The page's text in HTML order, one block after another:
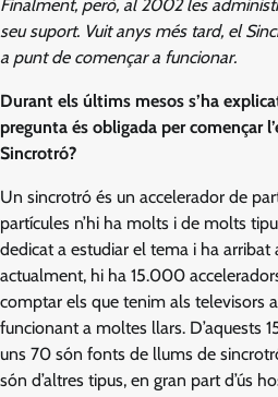
Finalment, però, al 2002 les
seu suport. Vuit anys més tard, el
a punt de començar a funcionar.
Durant els últims mesos s’ha
pregunta és obligada per començar
Sincrotró?
Un sincrotró és un accelerador de
partícules n’hi ha molts i de molts
dedicat a estudiar el tema i ha
actualment, hi ha 15.000
comptar els que tenim als televisors
funcionant a moltes llars. D’aquests
uns 70 són fonts de llums de
són d’altres tipus, en gran part d’ús